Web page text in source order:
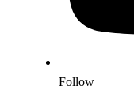
Follow